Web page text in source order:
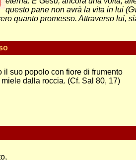
questo pane non avrà la vita in lui
quanto promesso. Attraverso lui,
il suo popolo con fiore di frumento
dalla roccia. (Cf. Sal 80, 17)